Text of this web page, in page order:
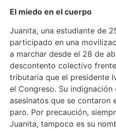
El miedo en el cuerpo
Juanita, una estudiante de
participado en una
a marchar desde el 28 de
descontento colectivo
tributaria que el presidente
el Congreso. Su
asesinatos que se contaron
paro. Por precaución,
Juanita, tampoco es su